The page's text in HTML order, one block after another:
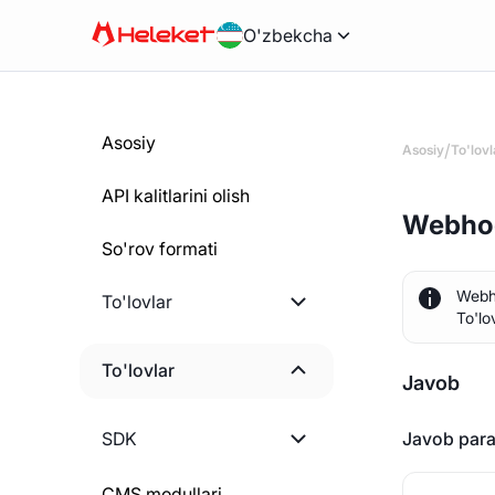
O'zbekcha
Asosiy
API kalitlarini olish
So'rov formati
To'lovlar
To'lovlar
SDK
Asosiy/
Javob
Javob